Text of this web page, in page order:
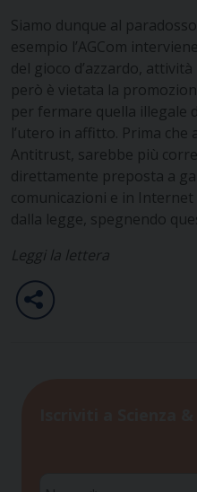
Siamo dunque al
esempio l’AGCom
del gioco d’azzardo,
però è vietata la
per fermare quella illegale
l’utero in affitto. Prima
Antitrust, sarebbe più
direttamente preposta a
comunicazioni e in
dalla legge, spegnendo
Leggi la lettera